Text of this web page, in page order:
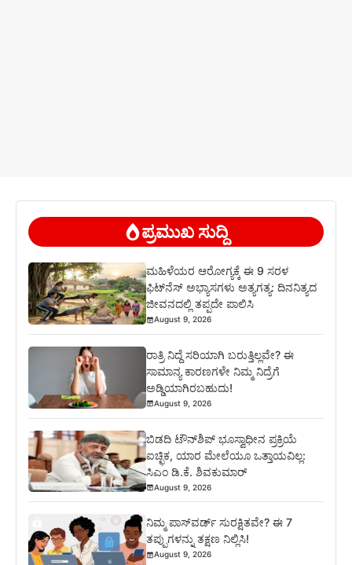
ಪ್ರಮುಖ ಸುದ್ದಿ
ಮಹಿಳೆಯರ ಆರೋಗ್ಯಕ್ಕೆ ಈ 9 ಸರಳ
ಫಿಟ್‌ನೆಸ್‌ ಅಭ್ಯಾಸಗಳು ಅತ್ಯಗತ್ಯ: ದಿನನಿತ್ಯದ
ಜೀವನದಲ್ಲಿ ತಪ್ಪದೇ ಪಾಲಿಸಿ
August 9, 2026
ರಾತ್ರಿ ನಿದ್ದೆ ಸರಿಯಾಗಿ ಬರುತ್ತಿಲ್ಲವೇ? ಈ
ಸಾಮಾನ್ಯ ಕಾರಣಗಳೇ ನಿಮ್ಮ ನಿದ್ರೆಗೆ
ಅಡ್ಡಿಯಾಗಿರಬಹುದು!
August 9, 2026
ಬಿಡದಿ ಟೌನ್‌ಶಿಪ್‌ ಭೂಸ್ವಾಧೀನ ಪ್ರಕ್ರಿಯೆ
ಐಚ್ಛಿಕ, ಯಾರ ಮೇಲೆಯೂ ಒತ್ತಾಯವಿಲ್ಲ:
ಸಿಎಂ ಡಿ.ಕೆ. ಶಿವಕುಮಾರ್
August 9, 2026
ನಿಮ್ಮ ಪಾಸ್‌ವರ್ಡ್ ಸುರಕ್ಷಿತವೇ? ಈ 7
ತಪ್ಪುಗಳನ್ನು ತಕ್ಷಣ ನಿಲ್ಲಿಸಿ!
August 9, 2026